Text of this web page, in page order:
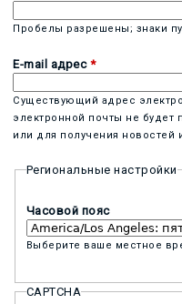
Пробелы разрешены; знаки
E-mail адрес *
Существующий адрес
электронной почты не будет
или для получения новостей
Региональные настройки
Часовой пояс
Выберите ваше местное
CAPTCHA